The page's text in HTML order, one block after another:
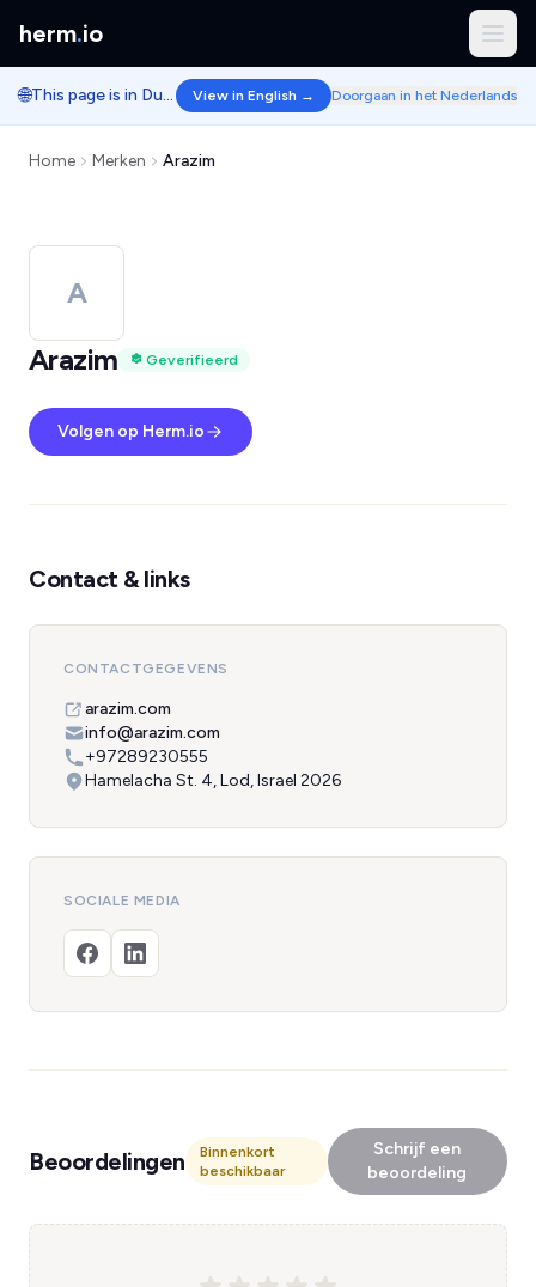
herm.io
🌐 This page is in Dutch. View in English → Doorgaan in het Nederlands
Home Merken Arazim
A
Arazim
Geverifieerd
Volgen op Herm.io
Contact & links
CONTACTGEGEVENS
arazim.com
info@arazim.com
+97289230555
Hamelacha St. 4, Lod, Israel 2026
SOCIALE MEDIA
Beoordelingen
Binnenkort
beschikbaar
Schrijf een
beoordeling